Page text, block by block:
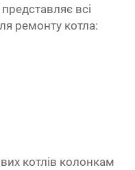
всі
ремонту котла:
котлів колонкам